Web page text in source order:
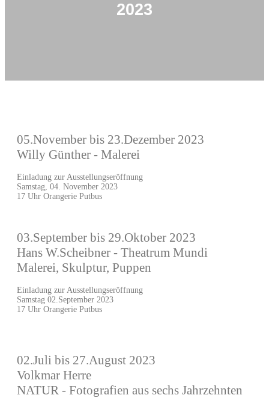
2023
05.November bis 23.Dezember 2023
Willy Günther - Malerei
Einladung zur Ausstellungseröffnung
Samstag, 04. November 2023
17 Uhr Orangerie Putbus
03.September bis 29.Oktober 2023
Hans W.Scheibner - Theatrum Mundi
Malerei, Skulptur, Puppen
Einladung zur Ausstellungseröffnung
Samstag 02.September 2023
17 Uhr Orangerie Putbus
02.Juli bis 27.August 2023
Volkmar Herre
NATUR - Fotografien aus sechs Jahrzehnten